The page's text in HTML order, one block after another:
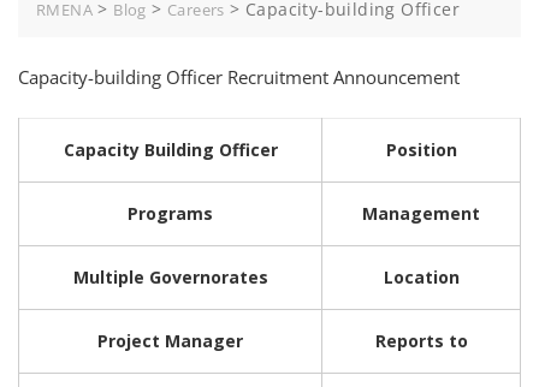
RMENA > Blog > Careers > Capacity-building Officer
Capacity-building Officer Recruitment Announcement
Capacity Building Officer Position
Programs Management
Multiple Governorates Location
Project Manager Reports to